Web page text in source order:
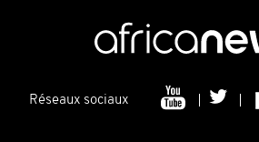
Réseaux sociaux